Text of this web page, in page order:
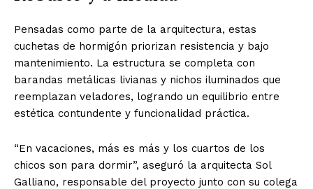
Pensadas como parte de la arquitectura, estas
cuchetas de hormigón priorizan resistencia y bajo
mantenimiento. La estructura se completa con
barandas metálicas livianas y nichos iluminados que
reemplazan veladores, logrando un equilibrio entre
estética contundente y funcionalidad práctica.
“En vacaciones, más es más y los cuartos de los
chicos son para dormir”, aseguró la arquitecta Sol
Galliano, responsable del proyecto junto con su colega